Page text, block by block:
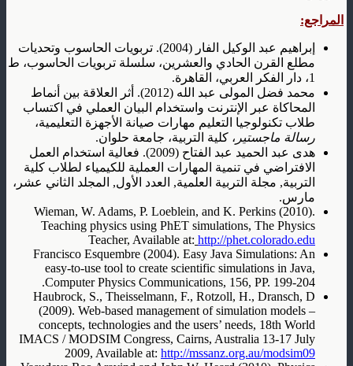
المراجع:
إبراهيم عبد الوكيل الفار (2004). تربويات الحاسوب وتحديات
مطلع القرن الحادي والعشرين، سلسلة تربويات الحاسوب، ط
1، دار الفكر العربي، القاهرة.
محمد فضل المولى عبد الله (2012). أثر العلاقة بين أنماط
المحاكاة عبر الإنترنت واستخدام البيان العملي في اكتساب
طلاب تكنولوجيا التعليم مهارات صيانة الأجهزة التعليمية،
رسالة ماجستير ، كلية التربية، جامعة حلوان.
هدى عبد الحميد عبد الفتاح (2009). فعالية استخدام العمل
الافتراضي في تنمية المهارات العملية للكيمياء لطلاب كلية
التربية, مجلة التربية العلمية, العدد الأول, المجلد الثاني عشر،
مارس.
Wieman, W. Adams, P. Loeblein, and K. Perkins (2010).
Teaching physics using PhET simulations, The Physics
Teacher, Available at: http://phet.colorado.edu
Francisco Esquembre (2004). Easy Java Simulations: An
easy-to-use tool to create scientific simulations in Java,
Computer Physics Communications, 156, PP. 199-204.
Haubrock, S., Theisselmann, F., Rotzoll, H., Dransch, D
(2009). Web-based management of simulation models –
concepts, technologies and the users’ needs, 18th World
IMACS / MODSIM Congress, Cairns, Australia 13-17 July
2009, Available at: http://mssanz.org.au/modsim09